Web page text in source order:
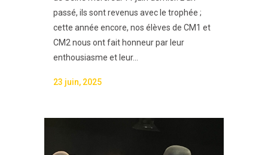
passé, ils sont revenus avec le trophée ;
cette année encore, nos élèves de CM1 et
CM2 nous ont fait honneur par leur
enthousiasme et leur...
23 juin, 2025